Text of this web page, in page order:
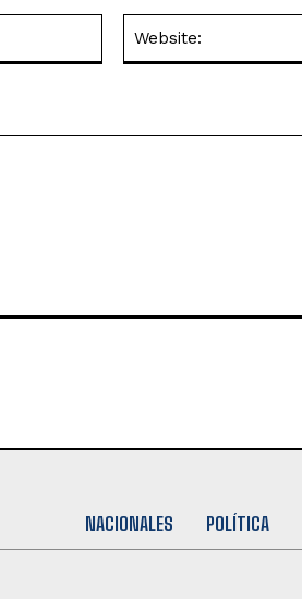
NACIONALES POLÍTICA